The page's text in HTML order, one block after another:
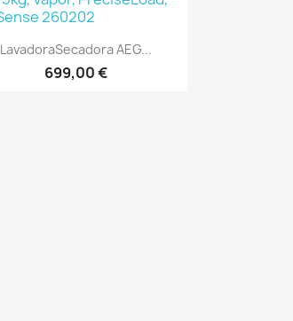
Vista rápida
LavadoraSecadora AEG...
699,00 €